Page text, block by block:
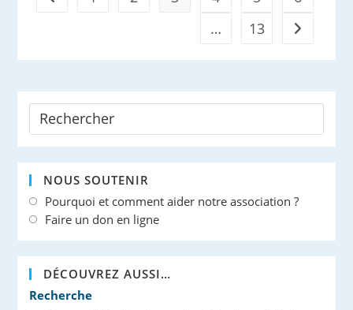
…
13 Aller à la
NOUS SOUTENIR
Pourquoi et comment aider notre association ?
Faire un don en ligne
DÉCOUVREZ AUSSI…
Recherche